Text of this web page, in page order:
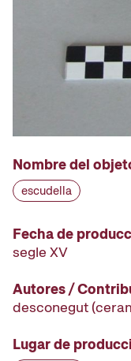
Nombre del
escudella
Fecha de
segle XV
Autores /
desconegut
Lugar de